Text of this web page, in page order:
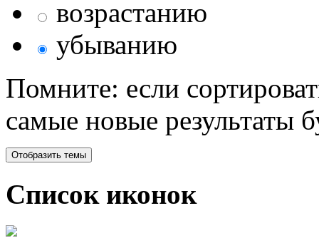
возрастанию
убыванию
Помните: если
самые новые результаты
Список иконок